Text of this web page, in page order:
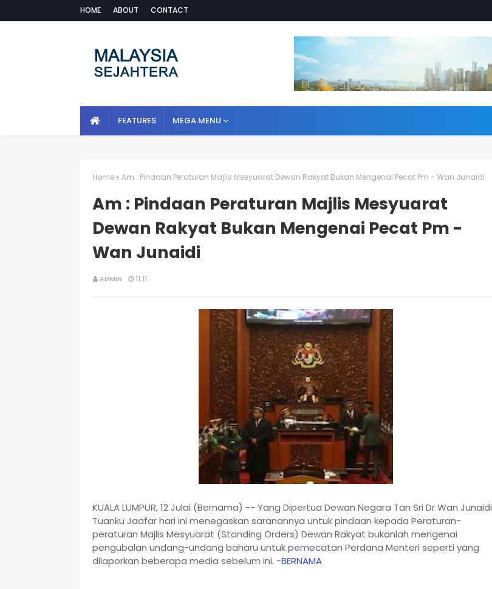
HOME ABOUT CONTACT
FEATURES MEGA MENU
Home Am : Pindaan Peraturan Majlis Mesyuarat Dewan Rakyat Bukan Mengenai Pecat Pm - Wan Junaidi
Am : Pindaan Peraturan Majlis Mesyuarat
Dewan Rakyat Bukan Mengenai Pecat Pm -
Wan Junaidi
ADMIN 11:11
KUALA LUMPUR, 12 Julai (Bernama) -- Yang Dipertua Dewan Negara Tan Sri Dr Wan Junaidi
Tuanku Jaafar hari ini menegaskan saranannya untuk pindaan kepada Peraturan-
peraturan Majlis Mesyuarat (Standing Orders) Dewan Rakyat bukanlah mengenai
pengubalan undang-undang baharu untuk pemecatan Perdana Menteri seperti yang
dilaporkan beberapa media sebelum ini. -BERNAMA